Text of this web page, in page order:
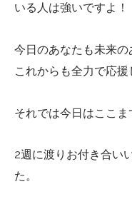
いる人は強いですよ！
今日のあなたも未来
これからも全力で応援
それでは今日はここま
2週に渡りお付き合い
た。